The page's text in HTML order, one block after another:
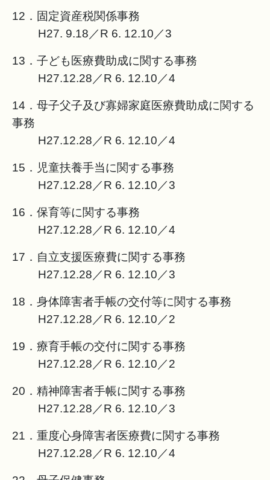
12．固定資産税関係事務
H27. 9.18／R 6. 12.10／3
13．子ども医療費助成に関する事務
H27.12.28／R 6. 12.10／4
14．母子父子及び寡婦家庭医療費助成に関する
事務
H27.12.28／R 6. 12.10／4
15．児童扶養手当に関する事務
H27.12.28／R 6. 12.10／3
16．保育等に関する事務
H27.12.28／R 6. 12.10／4
17．自立支援医療費に関する事務
H27.12.28／R 6. 12.10／3
18．身体障害者手帳の交付等に関する事務
H27.12.28／R 6. 12.10／2
19．療育手帳の交付に関する事務
H27.12.28／R 6. 12.10／2
20．精神障害者手帳に関する事務
H27.12.28／R 6. 12.10／3
21．重度心身障害者医療費に関する事務
H27.12.28／R 6. 12.10／4